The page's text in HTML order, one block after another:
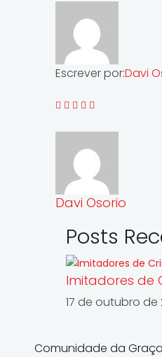
Escrever por:Davi
Davi Osorio
Posts
Imitadores de
17 de outubro de
Comunidade da